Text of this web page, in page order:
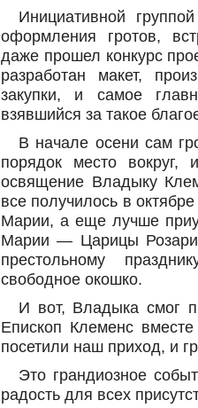
Инициативной
оформления гротов,
даже прошел конкурс
разработан макет,
закупки, и самое
взявшийся за такое
В начале осени сам
порядок место вокруг,
освящение Владыку
все получилось в
Марии, а еще лучше
Марии — Царицы
престольному
свободное окошко.
И вот, Владыка смог
Епископ Клеменс
посетили наш приход, и
Это грандиозное
радость для всех